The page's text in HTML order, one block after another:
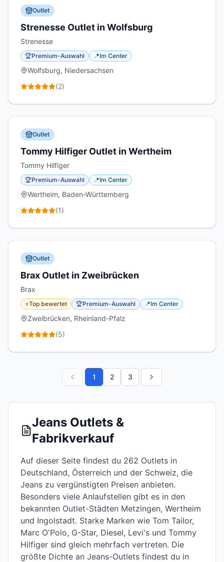
Outlet
Strenesse Outlet in Wolfsburg
Strenesse
🏆Premium-Auswahl 📍Im Center
Wolfsburg, Niedersachsen
(2)
Outlet
Tommy Hilfiger Outlet in Wertheim
Tommy Hilfiger
🏆Premium-Auswahl 📍Im Center
Wertheim, Baden-Württemberg
(1)
Outlet
Brax Outlet in Zweibrücken
Brax
⭐Top bewertet 🏆Premium-Auswahl 📍Im Center
Zweibrücken, Rheinland-Pfalz
(5)
1 2 3
Jeans Outlets &
Fabrikverkauf
Auf dieser Seite findest du 262 Outlets in
Deutschland, Österreich und der Schweiz, die
Jeans zu vergünstigten Preisen anbieten.
Besonders viele Anlaufstellen gibt es in den
bekannten Outlet-Städten Metzingen, Wertheim
und Ingolstadt. Starke Marken wie Tom Tailor,
Marc O'Polo, G-Star, Diesel, Levi's und Tommy
Hilfiger sind gleich mehrfach vertreten. Die
größte Dichte an Jeans-Outlets findest du in